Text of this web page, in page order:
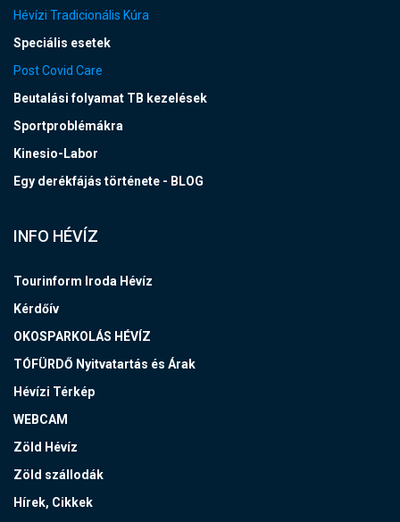
Hévízi Tradicionális Kúra
Speciális esetek
Post Covid Care
Beutalási folyamat TB kezelések
Sportproblémákra
Kinesio-Labor
Egy derékfájás története - BLOG
INFO HÉVÍZ
Tourinform Iroda Hévíz
Kérdőív
OKOSPARKOLÁS HÉVÍZ
TÓFÜRDŐ Nyitvatartás és Árak
Hévízi Térkép
WEBCAM
Zöld Hévíz
Zöld szállodák
Hírek, Cikkek